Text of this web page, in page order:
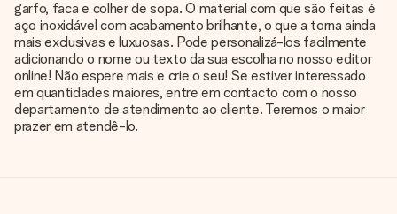
garfo, faca e colher de sopa. O material com que são feitas é
aço inoxidável com acabamento brilhante, o que a torna ainda
mais exclusivas e luxuosas. Pode personalizá-los facilmente
adicionando o nome ou texto da sua escolha no nosso editor
online! Não espere mais e crie o seu! Se estiver interessado
em quantidades maiores, entre em contacto com o nosso
departamento de atendimento ao cliente. Teremos o maior
prazer em atendê-lo.